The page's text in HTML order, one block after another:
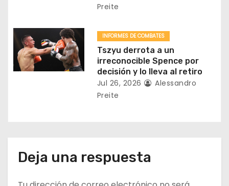
a
s
Preite
INFORMES DE COMBATES
Tszyu derrota a un
irreconocible Spence por
decisión y lo lleva al retiro
Jul 26, 2026
Alessandro
Preite
Deja una respuesta